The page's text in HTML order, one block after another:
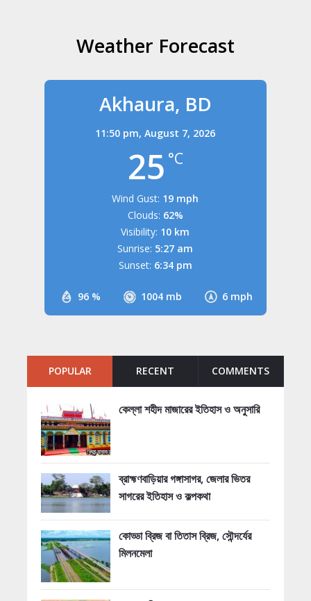
Weather Forecast
Akhaura, BD
11:50 pm,August 7, 2026
25 °C
96 % 1004 mb 6 mph
Wind Gust: 19 mph
Clouds: 62%
Visibility: 10 km
Sunrise: 5:27 am
Sunset: 6:34 pm
POPULAR RECENT COMMENTS
কেল্লা শহীদ মাজারের ইতিহাস ও অনুসারি
ব্রাহ্মণবাড়িয়ার গঙ্গাসাগর, জেলার ভিতর
সাগরের ইতিহাস ও কল্পকথা
কোড্ডা ব্রিজ বা তিতাস ব্রিজ, সৌন্দর্যের
মিলনমেলা